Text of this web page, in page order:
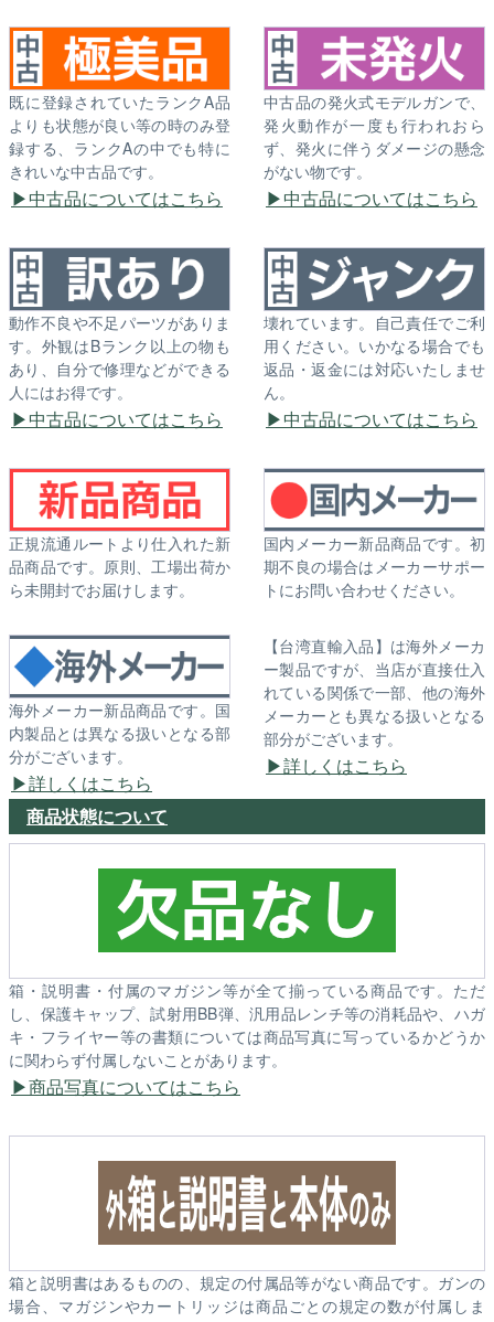
既に登録されていたランクA品
よりも状態が良い等の時のみ登
録する、ランクAの中でも特に
きれいな中古品です。
中古品についてはこちら
中古品の発火式モデルガンで、
発火動作が一度も行われおら
ず、発火に伴うダメージの懸念
がない物です。
中古品についてはこちら
動作不良や不足パーツがありま
す。外観はBランク以上の物も
あり、自分で修理などができる
人にはお得です。
中古品についてはこちら
壊れています。自己責任でご利
用ください。いかなる場合でも
返品・返金には対応いたしませ
ん。
中古品についてはこちら
正規流通ルートより仕入れた新
品商品です。原則、工場出荷か
ら未開封でお届けします。
国内メーカー新品商品です。初
期不良の場合はメーカーサポー
トにお問い合わせください。
海外メーカー新品商品です。国
内製品とは異なる扱いとなる部
分がございます。
詳しくはこちら
【台湾直輸入品】は海外メーカ
ー製品ですが、当店が直接仕入
れている関係で一部、他の海外
メーカーとも異なる扱いとなる
部分がございます。
詳しくはこちら
商品状態について
箱・説明書・付属のマガジン等が全て揃っている商品です。ただ
し、保護キャップ、試射用BB弾、汎用品レンチ等の消耗品や、ハガ
キ・フライヤー等の書類については商品写真に写っているかどうか
に関わらず付属しないことがあります。
商品写真についてはこちら
箱と説明書はあるものの、規定の付属品等がない商品です。ガンの
場合、マガジンやカートリッジは商品ごとの規定の数が付属しま